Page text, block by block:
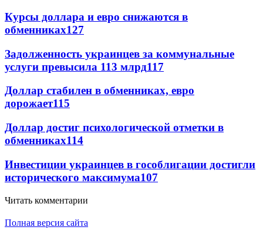
Курсы доллара и евро снижаются в
обменниках127
Задолженность украинцев за коммунальные
услуги превысила 113 млрд117
Доллар стабилен в обменниках, евро
дорожает115
Доллар достиг психологической отметки в
обменниках114
Инвестиции украинцев в гособлигации достигли
исторического максимума107
Читать комментарии
Полная версия сайта